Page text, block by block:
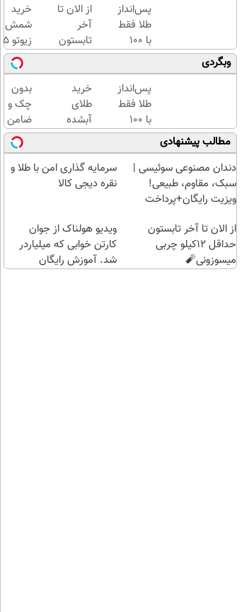
پس‌انداز
طلا فقط
با ۱۰۰
هزارتومان
(امن و
راحت)
از الان تا
آخر
تابستون
حداقل
12کیلو
چربی
میسوزونی
🧨
خرید
شمش
گرمی
عیار
| ضد
جعل و
پلمپ
وبگردی
پس‌انداز
طلا فقط
با ۱۰۰
هزارتومان
(امن و
راحت)
خرید
طلای
آبشده
حتی با
۱۰۰هزارتومان
بدون
چک و
ضامن
تا 100
میلیون
اعتبار
مطالب پیشنهادی
دندان مصنوعی سوئیسی |
سبک، مقاوم، طبیعی!
ویزیت رایگان+پرداخت
سرمایه گذاری امن با طلا و
نقره دیجی کالا
از الان تا آخر تابستون
حداقل 12کیلو چربی
میسوزونی🧨
ویدیو هولناک از جوان
کارتن خوابی که میلیاردر
شد. آموزش رایگان